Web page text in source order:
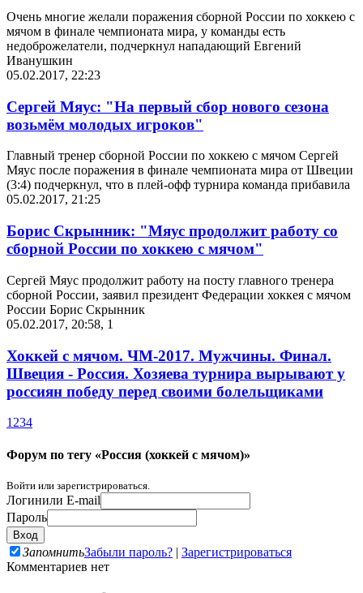
Очень многие желали поражения сборной России по хоккею с
мячом в финале чемпионата мира, у команды есть
недоброжелатели, подчеркнул нападающий Евгений
Иванушкин
05.02.2017, 22:23
Сергей Мяус: "На первый сбор нового сезона
возьмём молодых игроков"
Главный тренер сборной России по хоккею с мячом Сергей
Мяус после поражения в финале чемпионата мира от Швеции
(3:4) подчеркнул, что в плей-офф турнира команда прибавила
05.02.2017, 21:25
Борис Скрынник: "Мяус продолжит работу со
сборной России по хоккею с мячом"
Сергей Мяус продолжит работу на посту главного тренера
сборной России, заявил президент Федерации хоккея с мячом
России Борис Скрынник
05.02.2017, 20:58, 1
Хоккей с мячом. ЧМ-2017. Мужчины. Финал.
Швеция - Россия. Хозяева турнира вырывают у
россиян победу перед своими болельщиками
1 234
Форум по тегу «Россия (хоккей с мячом)»
Войти или зарегистрироваться.
Логинили E-mail
Пароль
ЗапомнитьЗабыли пароль? | Зарегистрироваться
Комментариев нет